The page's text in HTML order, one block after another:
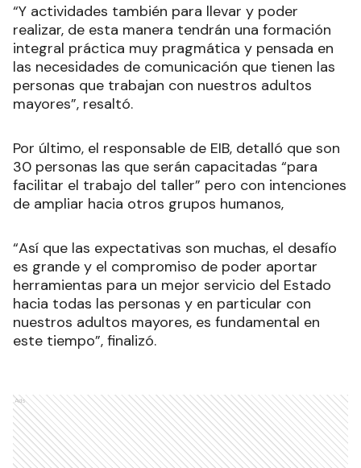
“Y actividades también para llevar y poder
realizar, de esta manera tendrán una formación
integral práctica muy pragmática y pensada en
las necesidades de comunicación que tienen las
personas que trabajan con nuestros adultos
mayores”, resaltó.
Por último, el responsable de EIB, detalló que son
30 personas las que serán capacitadas “para
facilitar el trabajo del taller” pero con intenciones
de ampliar hacia otros grupos humanos,
“Así que las expectativas son muchas, el desafío
es grande y el compromiso de poder aportar
herramientas para un mejor servicio del Estado
hacia todas las personas y en particular con
nuestros adultos mayores, es fundamental en
este tiempo”, finalizó.
Ads